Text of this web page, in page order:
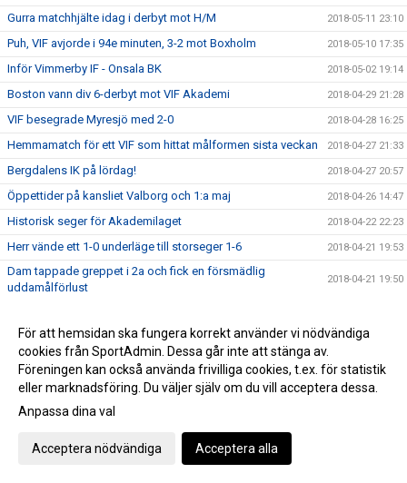
Gurra matchhjälte idag i derbyt mot H/M 2018-05-11 23:10
Puh, VIF avjorde i 94e minuten, 3-2 mot Boxholm 2018-05-10 17:35
Inför Vimmerby IF - Onsala BK 2018-05-02 19:14
Boston vann div 6-derbyt mot VIF Akademi 2018-04-29 21:28
VIF besegrade Myresjö med 2-0 2018-04-28 16:25
Hemmamatch för ett VIF som hittat målformen sista veckan 2018-04-27 21:33
Bergdalens IK på lördag! 2018-04-27 20:57
Öppettider på kansliet Valborg och 1:a maj 2018-04-26 14:47
Historisk seger för Akademilaget 2018-04-22 22:23
Herr vände ett 1-0 underläge till storseger 1-6 2018-04-21 19:53
Dam tappade greppet i 2a och fick en försmädlig
uddamålförlust
2018-04-21 19:50
Dam C gjorde ett rappt intryck ikväll 2018-04-18 23:26
Ibra sköt in en poäng till VIF på stopptid 2018-04-14 16:51
Äntligen avspark i seriespelet 2018-04-13 12:09
Domarutbildning
Helt klart att Håkan blir huvudtränare för VIF Dam
Succé igen, breddturneringens charm står sig över tid
För att hemsidan ska fungera korrekt använder vi nödvändiga
cookies från SportAdmin. Dessa går inte att stänga av.
Föreningen kan också använda frivilliga cookies, t.ex. för statistik
eller marknadsföring. Du väljer själv om du vill acceptera dessa.
Anpassa dina val
Acceptera nödvändiga Acceptera alla